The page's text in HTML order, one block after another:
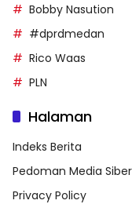
Bobby Nasution
#dprdmedan
Rico Waas
PLN
Halaman
Indeks Berita
Pedoman Media Siber
Privacy Policy